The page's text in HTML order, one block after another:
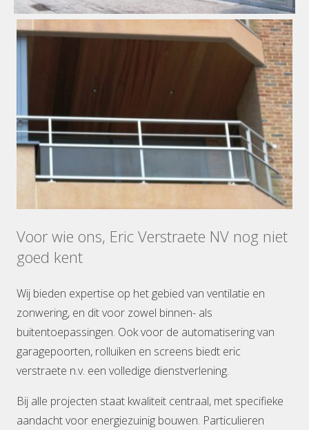
Voor wie ons, Eric Verstraete NV nog niet
goed kent
Wij bieden expertise op het gebied van ventilatie en
zonwering, en dit voor zowel binnen- als
buitentoepassingen. Ook voor de automatisering van
garagepoorten, rolluiken en screens biedt eric
verstraete n.v. een volledige dienstverlening.
Bij alle projecten staat kwaliteit centraal, met specifieke
aandacht voor energiezuinig bouwen. Particulieren